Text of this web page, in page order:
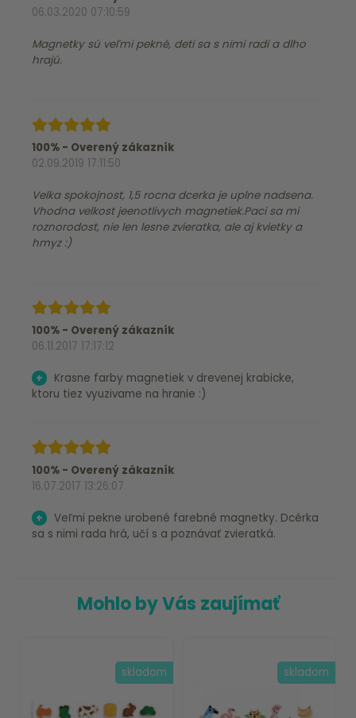
06.03.2020 07:10:59
Magnetky sú veľmi pekné, deti sa s nimi radi a dlho
hrajú.
100% - Overený zákazník
02.09.2019 17:11:50
Velka spokojnost, 1,5 rocna dcerka je uplne nadsena.
Vhodna velkost jeenotlivych magnetiek.Paci sa mi
roznorodost, nie len lesne zvieratka, ale aj kvietky a
hmyz :)
100% - Overený zákazník
06.11.2017 17:17:12
+
Krasne farby magnetiek v drevenej krabicke,
ktoru tiez vyuzivame na hranie :)
100% - Overený zákazník
16.07.2017 13:26:07
+
Veľmi pekne urobené farebné magnetky. Dcérka
sa s nimi rada hrá, učí s a poznávať zvieratká.
Mohlo by Vás zaujímať
skladom skladom